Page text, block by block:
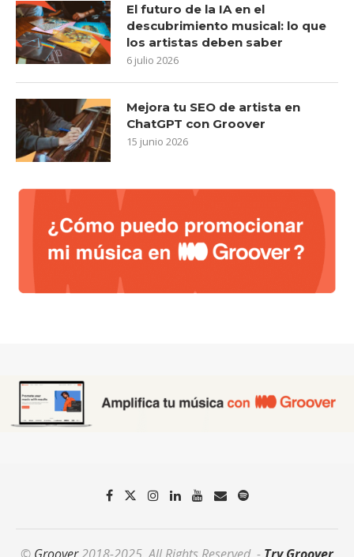
El futuro de la IA en el
descubrimiento musical: lo que
los artistas deben saber
6 julio 2026
Mejora tu SEO de artista en
ChatGPT con Groover
15 junio 2026